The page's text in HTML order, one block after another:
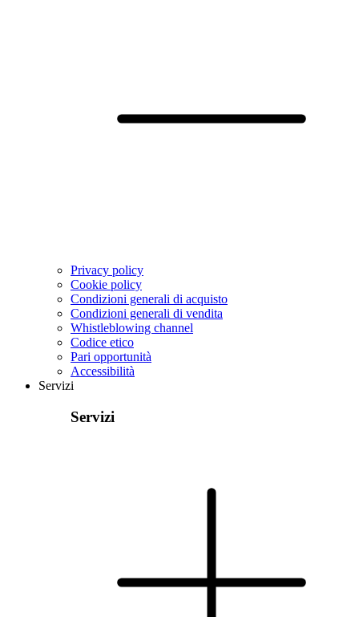
Privacy policy
Cookie policy
Condizioni generali di acquisto
Condizioni generali di vendita
Whistleblowing channel
Codice etico
Pari opportunità
Accessibilità
Servizi
Servizi